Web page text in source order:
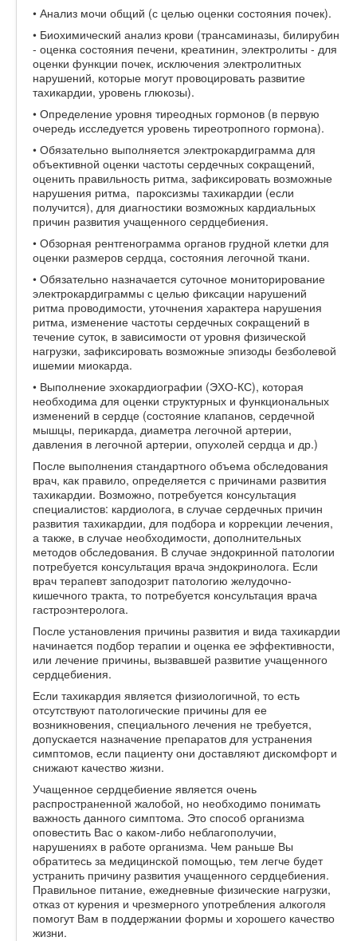
• Анализ мочи общий (с целью оценки состояния почек).
• Биохимический анализ крови (трансаминазы, билирубин
- оценка состояния печени, креатинин, электролиты - для
оценки функции почек, исключения электролитных
нарушений, которые могут провоцировать развитие
тахикардии, уровень глюкозы).
• Определение уровня тиреодных гормонов (в первую
очередь исследуется уровень тиреотропного гормона).
• Обязательно выполняется электрокардиграмма для
объективной оценки частоты сердечных сокращений,
оценить правильность ритма, зафиксировать возможные
нарушения ритма, пароксизмы тахикардии (если
получится), для диагностики возможных кардиальных
причин развития учащенного сердцебиения.
• Обзорная рентгенограмма органов грудной клетки для
оценки размеров сердца, состояния легочной ткани.
• Обязательно назначается суточное мониторирование
электрокардиграммы с целью фиксации нарушений
ритма проводимости, уточнения характера нарушения
ритма, изменение частоты сердечных сокращений в
течение суток, в зависимости от уровня физической
нагрузки, зафиксировать возможные эпизоды безболевой
ишемии миокарда.
• Выполнение эхокардиографии (ЭХО-КС), которая
необходима для оценки структурных и функциональных
изменений в сердце (состояние клапанов, сердечной
мышцы, перикарда, диаметра легочной артерии,
давления в легочной артерии, опухолей сердца и др.)
После выполнения стандартного объема обследования
врач, как правило, определяется с причинами развития
тахикардии. Возможно, потребуется консультация
специалистов: кардиолога, в случае сердечных причин
развития тахикардии, для подбора и коррекции лечения,
а также, в случае необходимости, дополнительных
методов обследования. В случае эндокринной патологии
потребуется консультация врача эндокринолога. Если
врач терапевт заподозрит патологию желудочно-
кишечного тракта, то потребуется консультация врача
гастроэнтеролога.
После установления причины развития и вида тахикардии
начинается подбор терапии и оценка ее эффективности,
или лечение причины, вызвавшей развитие учащенного
сердцебиения.
Если тахикардия является физиологичной, то есть
отсутствуют патологические причины для ее
возникновения, специального лечения не требуется,
допускается назначение препаратов для устранения
симптомов, если пациенту они доставляют дискомфорт и
снижают качество жизни.
Учащенное сердцебиение является очень
распространенной жалобой, но необходимо понимать
важность данного симптома. Это способ организма
оповестить Вас о каком-либо неблагополучии,
нарушениях в работе организма. Чем раньше Вы
обратитесь за медицинской помощью, тем легче будет
устранить причину развития учащенного сердцебиения.
Правильное питание, ежедневные физические нагрузки,
отказ от курения и чрезмерного употребления алкоголя
помогут Вам в поддержании формы и хорошего качество
жизни.